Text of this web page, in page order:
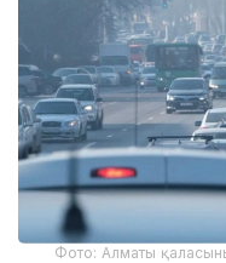
Фото: Алматы